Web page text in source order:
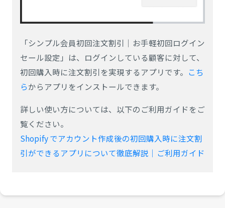
「シンプル会員初回注文割引｜お手軽初回ログイン
セール設定」は、ログインしている顧客に対して、
初回購入時に注文割引を実現するアプリです。 こち
らからアプリをインストールできます。
詳しい使い方については、以下のご利用ガイドをご
覧ください。
Shopify でアカウント作成後の初回購入時に注文割
引ができるアプリについて徹底解説｜ご利用ガイド